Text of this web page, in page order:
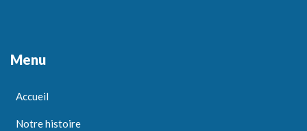
Menu
Accueil
Notre histoire